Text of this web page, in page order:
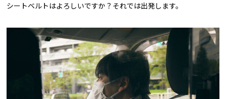
シートベルトはよろしいですか？それでは出発します。